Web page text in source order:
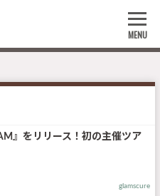
MENU
』をリリース！初の主催ツア
glamscure